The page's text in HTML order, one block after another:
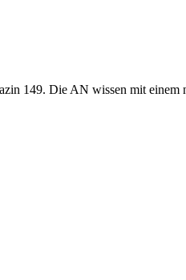
149. Die AN wissen mit